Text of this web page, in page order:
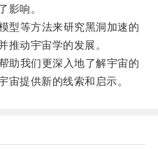
影响。
等方法来研究黑洞加速的
推动宇宙学的发展。
我们更深入地了解宇宙的
宙提供新的线索和启示。